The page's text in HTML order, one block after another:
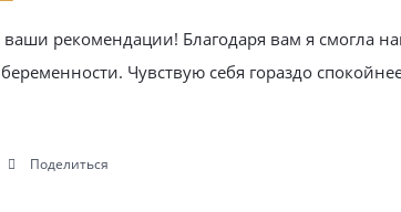
рекомендации! Благодаря вам я смогла
Чувствую себя гораздо
Поделиться